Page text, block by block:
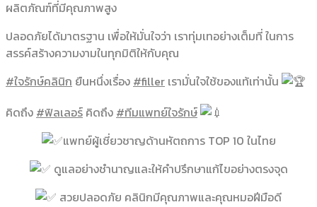
ผลิตภัณฑ์ที่มีคุณภาพสูง
ปลอดภัยได้มาตรฐาน เพื่อให้มั่นใจว่า เราทุ่มเทอย่างเต็มที่ ในการ
สรรค์สร้างความงามในทุกมิติให้กับคุณ
#ใจรักษ์คลินิก ยืนหนึ่งเรื่อง #filler เรามั่นใจใช้ของแท้เท่านั้น
คิดถึง #ฟิลเลอร์ คิดถึง #ทีมแพทย์ใจรักษ์
แพทย์ผู้เชี่ยวชาญด้านหัตถการ TOP 10 ในไทย
ดูแลอย่างชำนาญและให้คำปรึกษาแก้ไขอย่างตรงจุด
สวยปลอดภัย คลินิกมีคุณภาพและคุณหมอฝีมือดี